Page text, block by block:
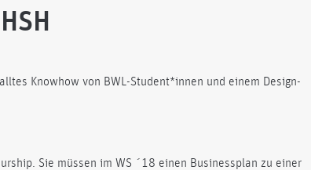
Knowhow von BWL-Student*innen und einem Design-
Sie müssen im WS ´18 einen Businessplan zu einer